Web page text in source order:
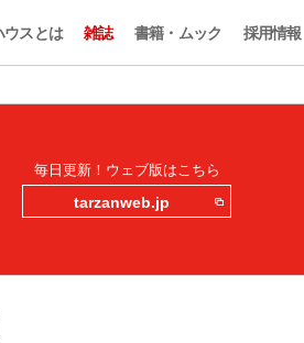
ウスとは 雑誌 書籍・ムック 採用情報
毎日更新！ウェブ版はこちら
tarzanweb.jp